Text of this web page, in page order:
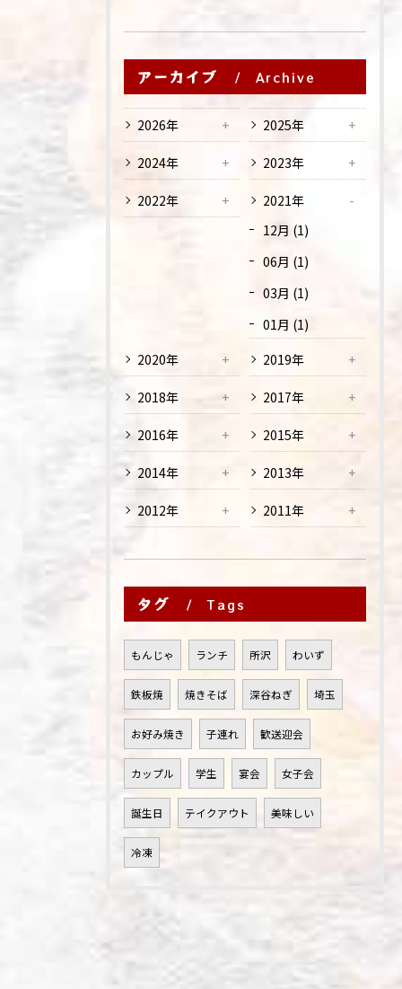
アーカイブ Archive
2026年 2025年
2024年 2023年
2022年
2021年
12月 (1)
06月 (1)
03月 (1)
01月 (1)
2020年
2019年
2018年 2017年
2016年 2015年
2014年 2013年
2012年 2011年
タグ Tags
もんじゃ ランチ 所沢 わいず
鉄板焼 焼きそば 深谷ねぎ 埼玉
お好み焼き 子連れ 歓送迎会
カップル 学生 宴会 女子会
誕生日 テイクアウト 美味しい
冷凍